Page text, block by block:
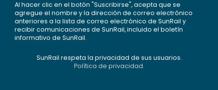
Al hacer clic en el botón "Suscribirse", acepta que se
agregue el nombre y la dirección de correo electrónico
anteriores a la lista de correo electrónico de SunRail y
recibir comunicaciones de SunRail, incluido el boletín
informativo de SunRail.
SunRail respeta la privacidad de sus usuarios.
Política de privacidad.